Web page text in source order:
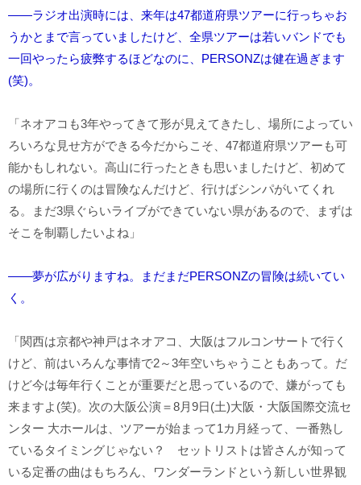
――ラジオ出演時には、来年は47都道府県ツアーに行っちゃお
うかとまで言っていましたけど、全県ツアーは若いバンドでも
一回やったら疲弊するほどなのに、PERSONZは健在過ぎます
(笑)。
「ネオアコも3年やってきて形が見えてきたし、場所によってい
ろいろな見せ方ができる今だからこそ、47都道府県ツアーも可
能かもしれない。高山に行ったときも思いましたけど、初めて
の場所に行くのは冒険なんだけど、行けばシンパがいてくれ
る。まだ3県ぐらいライブができていない県があるので、まずは
そこを制覇したいよね」
――夢が広がりますね。まだまだPERSONZの冒険は続いてい
く。
「関西は京都や神戸はネオアコ、大阪はフルコンサートで行く
けど、前はいろんな事情で2～3年空いちゃうこともあって。だ
けど今は毎年行くことが重要だと思っているので、嫌がっても
来ますよ(笑)。次の大阪公演＝8月9日(土)大阪・大阪国際交流セ
ンター 大ホールは、ツアーが始まって1カ月経って、一番熟し
ているタイミングじゃない？ セットリストは皆さんが知って
いる定番の曲はもちろん、ワンダーランドという新しい世界観